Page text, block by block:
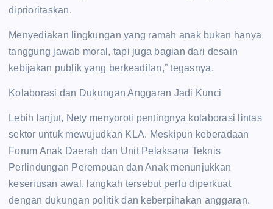
diprioritaskan.
Menyediakan lingkungan yang ramah anak bukan hanya
tanggung jawab moral, tapi juga bagian dari desain
kebijakan publik yang berkeadilan,” tegasnya.
Kolaborasi dan Dukungan Anggaran Jadi Kunci
Lebih lanjut, Nety menyoroti pentingnya kolaborasi lintas
sektor untuk mewujudkan KLA. Meskipun keberadaan
Forum Anak Daerah dan Unit Pelaksana Teknis
Perlindungan Perempuan dan Anak menunjukkan
keseriusan awal, langkah tersebut perlu diperkuat
dengan dukungan politik dan keberpihakan anggaran.